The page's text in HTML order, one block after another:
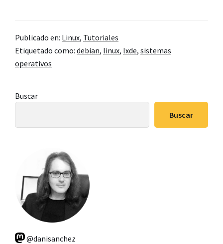
instalación
de
LXDE
a
Publicado en: Linux, Tutoriales
Etiquetado como: debian, linux, lxde, sistemas
operativos
Barra
Buscar
Buscar
@danisanchez